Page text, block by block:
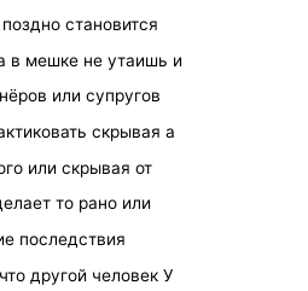
становится
в мешке не утаишь и
или супругов
скрывая а
или скрывая от
то рано или
последствия
другой человек У